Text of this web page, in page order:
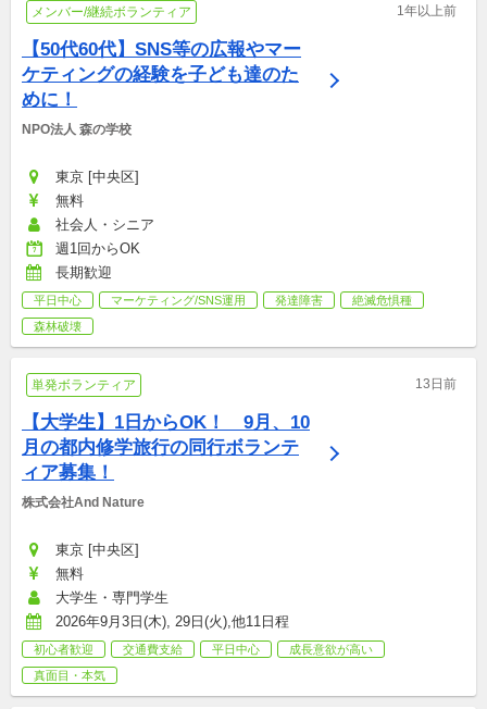
メンバー/継続ボランティア 1年以上前
【50代60代】SNS等の広報やマー
ケティングの経験を子ども達のた
めに！
NPO法人 森の学校
東京 [中央区]
無料
社会人・シニア
週1回からOK
長期歓迎
平日中心 マーケティング/SNS運用 発達障害
絶滅危惧種
森林破壊
単発ボランティア 13日前
【大学生】1日からOK！　9月、10
月の都内修学旅行の同行ボランテ
ィア募集！
株式会社And Nature
東京 [中央区]
無料
大学生・専門学生
2026年9月3日(木), 29日(火),他11日程
初心者歓迎 交通費支給 平日中心
成長意欲が高い
真面目・本気